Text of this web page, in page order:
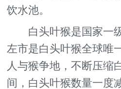
饮水池。
白头叶猴是国家一
左市是白头叶猴全球唯
人与猴争地，不断压缩
间，白头叶猴数量一度